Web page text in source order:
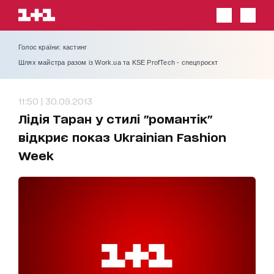
Голос країни: кастинг
Шлях майстра разом із Work.ua та KSE ProfTech - спецпроєкт
11:50 | 30.09.2013
Лідія Таран у стилі "романтік"
відкриє показ Ukrainian Fashion
Week